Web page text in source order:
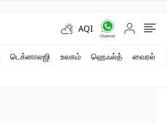
AQI
டெக்னாலஜி உலகம் ஹெஃல்த் வைரல்